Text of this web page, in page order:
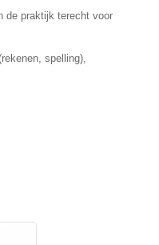
de praktijk terecht voor
spelling),